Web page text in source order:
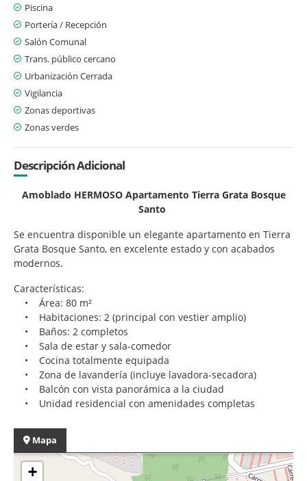
Piscina
Portería / Recepción
Salón Comunal
Trans. público cercano
Urbanización Cerrada
Vigilancia
Zonas deportivas
Zonas verdes
Descripción Adicional
Amoblado HERMOSO Apartamento Tierra Grata Bosque
Santo
Se encuentra disponible un elegante apartamento en Tierra
Grata Bosque Santo, en excelente estado y con acabados
modernos.
Características:
• Área: 80 m²
• Habitaciones: 2 (principal con vestier amplio)
• Baños: 2 completos
• Sala de estar y sala-comedor
• Cocina totalmente equipada
• Zona de lavandería (incluye lavadora-secadora)
• Balcón con vista panorámica a la ciudad
• Unidad residencial con amenidades completas
Mapa
+